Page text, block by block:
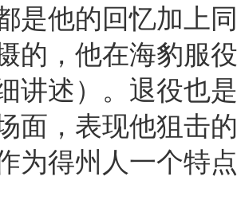
是他的回忆加上
的，他在海豹服
讲述）。退役也
面，表现他狙击
为得州人一个特